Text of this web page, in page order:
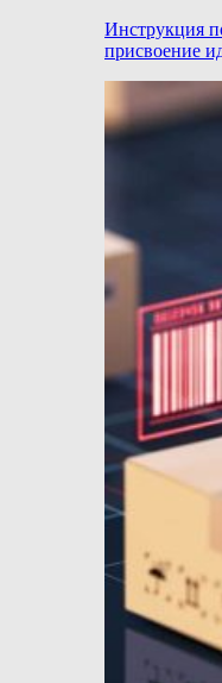
Инструкция
присвоение